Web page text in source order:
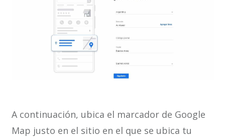
A continuación, ubica el marcador de Google
Map justo en el sitio en el que se ubica tu